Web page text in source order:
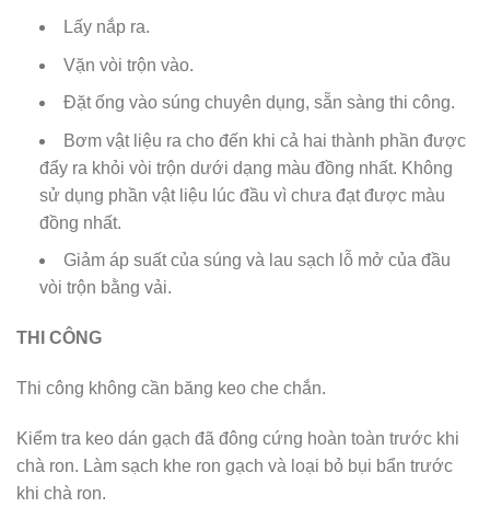
Lấy nắp ra.
Vặn vòi trộn vào.
Đặt ống vào súng chuyên dụng, sẵn sàng thi công.
Bơm vật liệu ra cho đến khi cả hai thành phần được
đẩy ra khỏi vòi trộn dưới dạng màu đồng nhất. Không
sử dụng phần vật liệu lúc đầu vì chưa đạt được màu
đồng nhất.
Giảm áp suất của súng và lau sạch lỗ mở của đầu
vòi trộn bằng vải.
THI CÔNG
Thi công không cần băng keo che chắn.
Kiểm tra keo dán gạch đã đông cứng hoàn toàn trước khi
chà ron. Làm sạch khe ron gạch và loại bỏ bụi bẩn trước
khi chà ron.